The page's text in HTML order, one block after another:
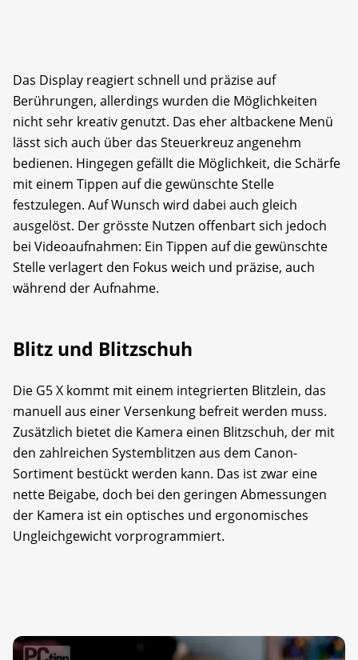
Das Display reagiert schnell und präzise auf
Berührungen, allerdings wurden die Möglichkeiten
nicht sehr kreativ genutzt. Das eher altbackene Menü
lässt sich auch über das Steuerkreuz angenehm
bedienen. Hingegen gefällt die Möglichkeit, die Schärfe
mit einem Tippen auf die gewünschte Stelle
festzulegen. Auf Wunsch wird dabei auch gleich
ausgelöst. Der grösste Nutzen offenbart sich jedoch
bei Videoaufnahmen: Ein Tippen auf die gewünschte
Stelle verlagert den Fokus weich und präzise, auch
während der Aufnahme.
Blitz und Blitzschuh
Die G5 X kommt mit einem integrierten Blitzlein, das
manuell aus einer Versenkung befreit werden muss.
Zusätzlich bietet die Kamera einen Blitzschuh, der mit
den zahlreichen Systemblitzen aus dem Canon-
Sortiment bestückt werden kann. Das ist zwar eine
nette Beigabe, doch bei den geringen Abmessungen
der Kamera ist ein optisches und ergonomisches
Ungleichgewicht vorprogrammiert.